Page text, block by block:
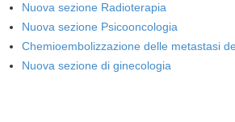
Nuova sezione Radioterapia
Nuova sezione Psicooncologia
Chemioembolizzazione delle metastasi
Nuova sezione di ginecologia